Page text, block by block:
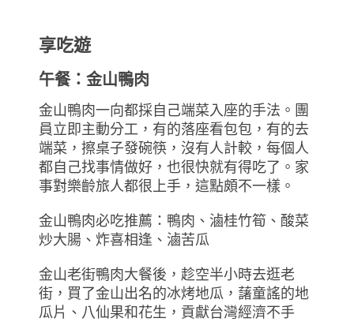
享吃遊
午餐：金山鴨肉
金山鴨肉一向都採自己端菜入座的手法。團
員立即主動分工，有的落座看包包，有的去
端菜，擦桌子發碗筷，沒有人計較，每個人
都自己找事情做好，也很快就有得吃了。家
事對樂齡旅人都很上手，這點頗不一樣。
金山鴨肉必吃推薦：鴨肉、滷桂竹筍、酸菜
炒大腸、炸喜相逢、滷苦瓜
金山老街鴨肉大餐後，趁空半小時去逛老
街，買了金山出名的冰烤地瓜，藷童謠的地
瓜片、八仙果和花生，貢獻台灣經濟不手